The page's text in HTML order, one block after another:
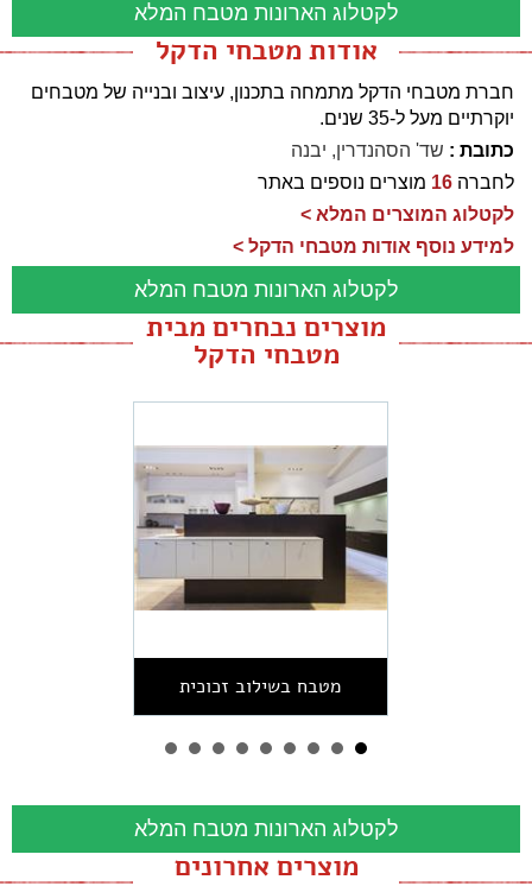
לקטלוג הארונות מטבח המלא
אודות מטבחי הדקל
חברת מטבחי הדקל מתמחה בתכנון, עיצוב ובנייה של מטבחים
יוקרתיים מעל ל-35 שנים.
כתובת : שד' הסהנדרין, יבנה
לחברה 16 מוצרים נוספים באתר
לקטלוג המוצרים המלא >
למידע נוסף אודות מטבחי הדקל >
לקטלוג הארונות מטבח המלא
מוצרים נבחרים מבית
מטבחי הדקל
מטבח בשילוב זכוכית
לקטלוג הארונות מטבח המלא
מוצרים אחרונים